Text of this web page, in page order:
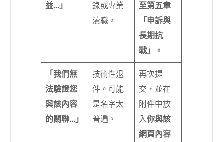
益…」
錄或專業
瀆職。
至第五章
「申訴與
長期抗
戰」。
「我們無
法驗證您
與該內容
的關聯…」
技術性退
件。可能
是名字太
普遍。
再次提
交，並在
附件中放
入你與該
網頁內容